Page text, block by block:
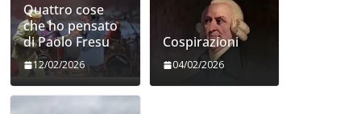
Quattro cose
che ho pensato
di Paolo Fresu
12/02/2026
Cospirazioni
04/02/2026